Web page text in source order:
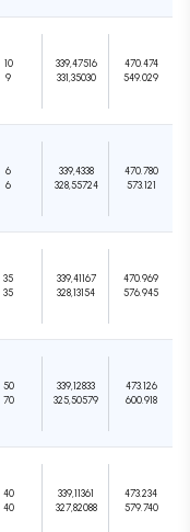
10
9
339,47516
331,35030
470.474
549.029
6
6
339,4338
328,55724
470.780
573.121
35
35
339,41167
328,13154
470.969
576.945
50
70
339,12833
325,50579
473.126
600.918
40
40
339,11361
327,82088
473.234
579.740